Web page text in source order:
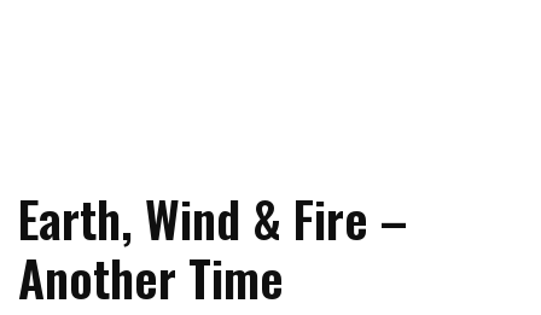
Earth, Wind & Fire –
Another Time